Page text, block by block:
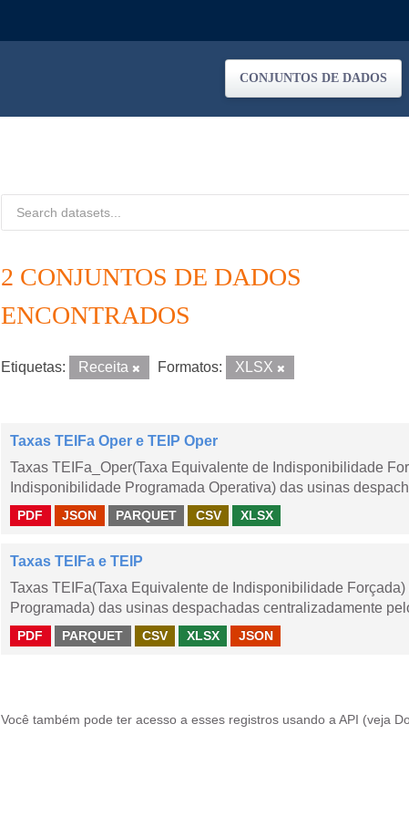
CONJUNTOS DE DADOS
2 CONJUNTOS DE DADOS
ENCONTRADOS
Etiquetas: Receita Formatos: XLSX
Taxas TEIFa Oper e TEIP Oper
Taxas TEIFa_Oper(Taxa Equivalente de Indisponibilidade
Indisponibilidade Programada Operativa) das usinas
PDF JSON PARQUET CSV XLSX
Taxas TEIFa e TEIP
Taxas TEIFa(Taxa Equivalente de Indisponibilidade
Programada) das usinas despachadas centralizadamente
PDF PARQUET CSV XLSX JSON
Você também pode ter acesso a esses registros usando a API (veja